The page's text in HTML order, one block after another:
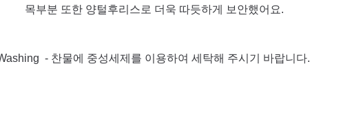
목부분 또한 양털후리스로 더욱 따듯하게 보안했어요.
- 찬물에 중성세제를 이용하여 세탁해 주시기 바랍니다.